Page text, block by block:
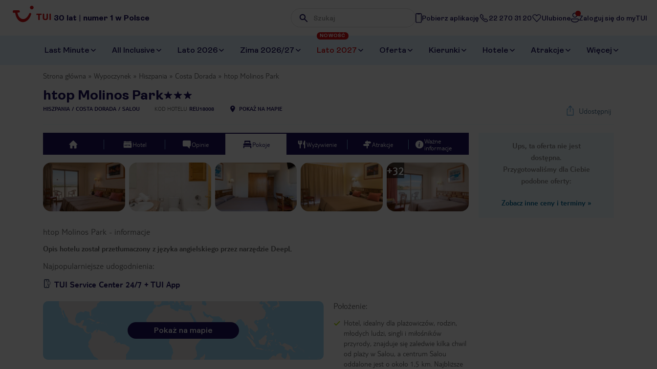
30 lat | numer 1 w Polsce Wpisz frazę, której szukasz
Pobierz aplikację 22 270 31 20 Ulubione Zaloguj się do myTUI
Last Minute All Inclusive Lato 2026 Zima 2026/27 Lato 2027
NOWOŚĆ
Oferta Kierunki Hotele Atrakcje Więcej
Strona główna Wypoczynek Hiszpania Costa Dorada htop Molinos Park
htop Molinos Park
HISZPANIA COSTA DORADA SALOU KOD HOTELU REU18008 POKAŻ NA MAPIE Udostępnij
Ups, ta oferta nie jest
dostępna.
Przygotowaliśmy dla Ciebie
podobne oferty:
Zobacz inne ceny i terminy »
top Hotel Opinie Pokoje Wyżywienie Atrakcje
Ważne
informacje
Next slide
1/38
+32
htop Molinos Park - informacje
Opis hotelu został przetłumaczony z języka angielskiego przez narzędzie DeepL
Najpopularniejsze udogodnienia:
TUI Service Center 24/7 + TUI App
Położenie:
Hotel, idealny dla plażowiczów, rodzin,
młodych ludzi, singli i miłośników
przyrody, znajduje się zaledwie kilka chwil
od plaży w Salou, a centrum Salou
oddalone jest o około 1,5 km. Najbliższe
Pokaż na mapie